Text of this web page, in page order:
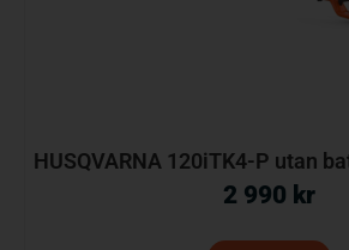
HUSQVARNA 120iTK4-P utan
2 990 kr